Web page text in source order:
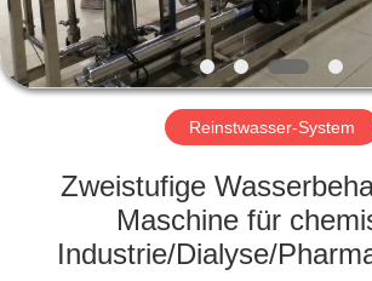
UNS
FABRIK-
AUSFLUG
Reinstwasser-System
Zweistufige
Maschine für
Industrie/Dialyse/